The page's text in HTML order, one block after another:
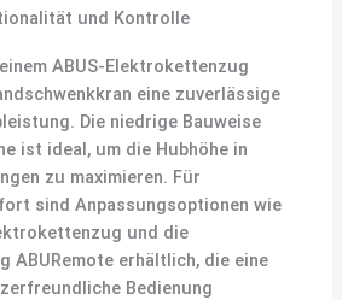
und Kontrolle
ABUS-Elektrokettenzug
eine zuverlässige
Die niedrige Bauweise
ist ideal, um die Hubhöhe in
zu maximieren. Für
sind Anpassungsoptionen wie
und die
ABURemote erhältlich, die eine
Bedienung